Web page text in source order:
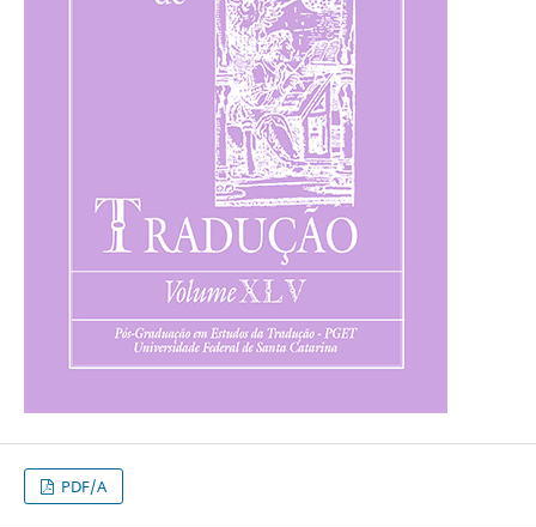
PDF/A